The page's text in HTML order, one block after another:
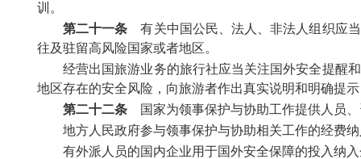
训。
第二十一条 有关中国公民、法人、非法人组织应
往及驻留高风险国家或者地区。
经营出国旅游业务的旅行社应当关注国外安全提醒
地区存在的安全风险，向旅游者作出真实说明和明确提
第二十二条 国家为领事保护与协助工作提供人员
地方人民政府参与领事保护与协助相关工作的经费
有外派人员的国内企业用于国外安全保障的投入纳